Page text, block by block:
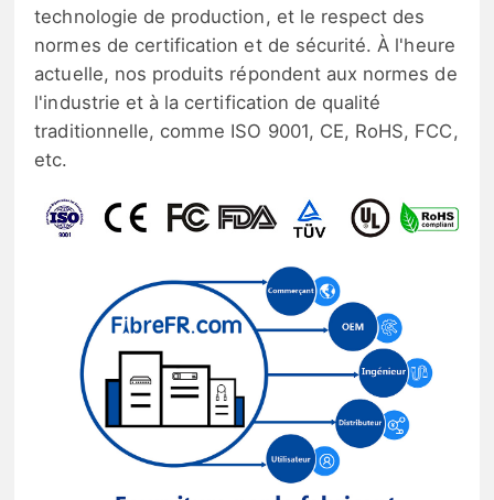
technologie de production, et le respect des
normes de certification et de sécurité. À l'heure
actuelle, nos produits répondent aux normes de
l'industrie et à la certification de qualité
traditionnelle, comme ISO 9001, CE, RoHS, FCC,
etc.